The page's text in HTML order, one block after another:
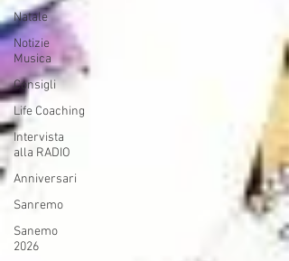
Natale
Notizie
Musica
Consigli
Life Coaching
Intervista
alla RADIO
Anniversari
Sanremo
Sanemo
2026